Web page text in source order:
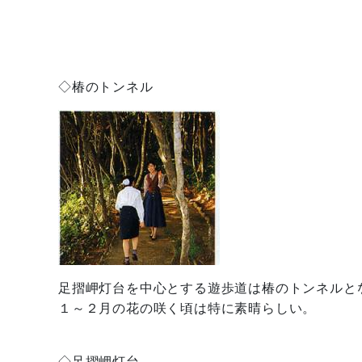
◇椿のトンネル
足摺岬灯台を中心とする遊歩道は椿のトンネルと
１～２月の花の咲く頃は特に素晴らしい。